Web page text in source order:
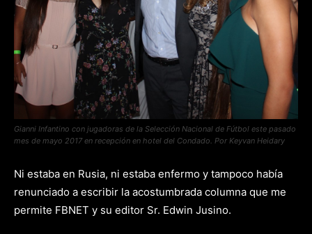
Gianni Infantino con jugadoras de la Selección Nacional de Fútbol este pasado
mes de mayo 2017 en recepción en hotel del Condado. Por Keyvan Heidary
Ni estaba en Rusia, ni estaba enfermo y tampoco había
renunciado a escribir la acostumbrada columna que me
permite FBNET y su editor Sr. Edwin Jusino.